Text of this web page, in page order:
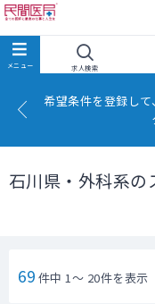
求人検索
希望条件を登録し
石川県・外科系
69 件中 1～ 20件を表示